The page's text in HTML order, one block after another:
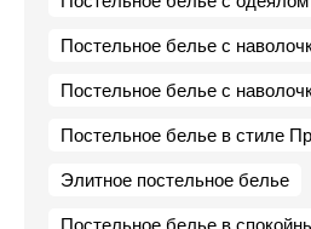
Постельное белье с
Постельное белье с
Постельное белье в стиле
Элитное постельное белье
Постельное белье в